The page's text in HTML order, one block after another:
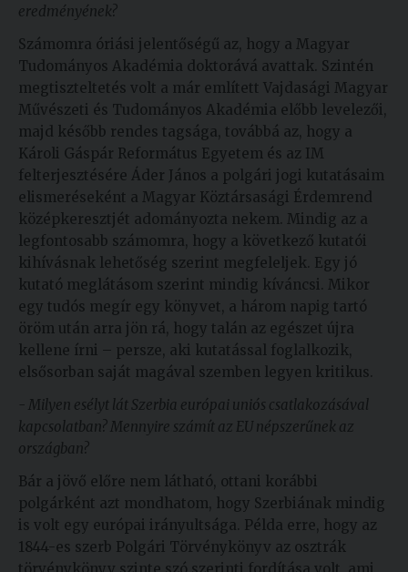
eredményének?
Számomra óriási jelentőségű az, hogy a Magyar
Tudományos Akadémia doktorává avattak. Szintén
megtiszteltetés volt a már említett Vajdasági Magyar
Művészeti és Tudományos Akadémia előbb levelezői,
majd később rendes tagsága, továbbá az, hogy a
Károli Gáspár Református Egyetem és az IM
felterjesztésére Áder János a polgári jogi kutatásaim
elismeréseként a Magyar Köztársasági Érdemrend
középkeresztjét adományozta nekem. Mindig az a
legfontosabb számomra, hogy a következő kutatói
kihívásnak lehetőség szerint megfeleljek. Egy jó
kutató meglátásom szerint mindig kíváncsi. Mikor
egy tudós megír egy könyvet, a három napig tartó
öröm után arra jön rá, hogy talán az egészet újra
kellene írni – persze, aki kutatással foglalkozik,
elsősorban saját magával szemben legyen kritikus.
- Milyen esélyt lát Szerbia európai uniós csatlakozásával
kapcsolatban? Mennyire számít az EU népszerűnek az
országban?
Bár a jövő előre nem látható, ottani korábbi
polgárként azt mondhatom, hogy Szerbiának mindig
is volt egy európai irányultsága. Példa erre, hogy az
1844-es szerb Polgári Törvénykönyv az osztrák